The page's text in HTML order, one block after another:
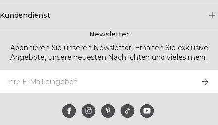
Kundendienst
Newsletter
Abonnieren Sie unseren Newsletter! Erhalten Sie exklusive
Angebote, unsere neuesten Nachrichten und vieles mehr.